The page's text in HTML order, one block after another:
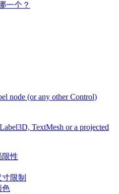
一个？
node (or any other Control)
TextMesh or a projected
限性
限制
色